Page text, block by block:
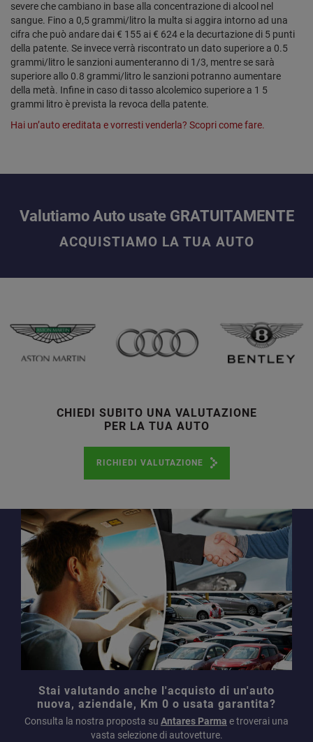
severe che cambiano in base alla concentrazione di alcool nel
sangue. Fino a 0,5 grammi/litro la multa si aggira intorno ad una
cifra che può andare dai € 155 ai € 624 e la decurtazione di 5 punti
della patente. Se invece verrà riscontrato un dato superiore a 0.5
grammi/litro le sanzioni aumenteranno di 1/3, mentre se sarà
superiore allo 0.8 grammi/litro le sanzioni potranno aumentare
della metà. Infine in caso di tasso alcolemico superiore a 1 5
grammi litro è prevista la revoca della patente.
Hai un’auto ereditata e vorresti venderla? Scopri come fare.
Valutiamo Auto usate GRATUITAMENTE
ACQUISTIAMO LA TUA AUTO
CHIEDI SUBITO UNA VALUTAZIONE
PER LA TUA AUTO
RICHIEDI VALUTAZIONE
Stai valutando anche l'acquisto di un'auto
nuova, aziendale, Km 0 o usata garantita?
Consulta la nostra proposta su Antares Parma e troverai una
vasta selezione di autovetture.